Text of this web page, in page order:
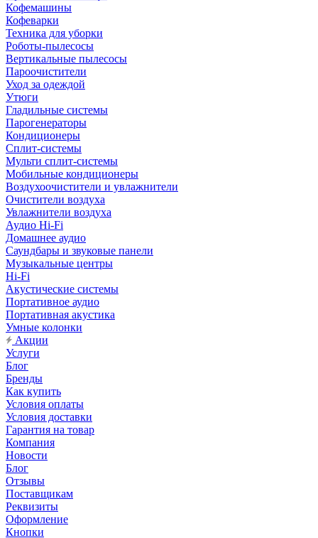
Кофемашины
Кофеварки
Техника для уборки
Роботы-пылесосы
Вертикальные пылесосы
Пароочистители
Уход за одеждой
Утюги
Гладильные системы
Парогенераторы
Кондиционеры
Сплит-системы
Мульти сплит-системы
Мобильные кондиционеры
Воздухоочистители и увлажнители
Очистители воздуха
Увлажнители воздуха
Аудио Hi-Fi
Домашнее аудио
Саундбары и звуковые панели
Музыкальные центры
Hi-Fi
Акустические системы
Портативное аудио
Портативная акустика
Умные колонки
Акции
Услуги
Блог
Бренды
Как купить
Условия оплаты
Условия доставки
Гарантия на товар
Компания
Новости
Блог
Отзывы
Поставщикам
Реквизиты
Оформление
Кнопки